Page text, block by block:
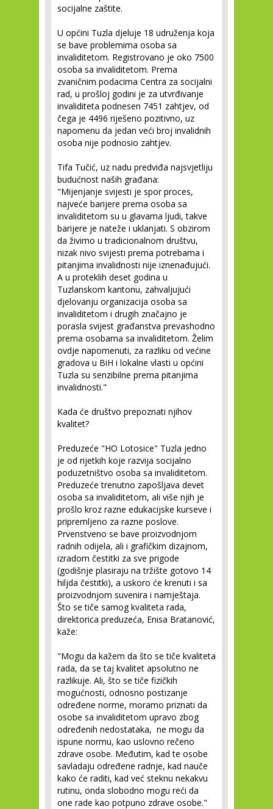
socijalne zaštite.
U općini Tuzla djeluje 18 udruženja koja
se bave problemima osoba sa
invaliditetom. Registrovano je oko 7500
osoba sa invaliditetom. Prema
zvaničnim podacima Centra za socijalni
rad, u prošloj godini je za utvrđivanje
invaliditeta podnesen 7451 zahtjev, od
čega je 4496 riješeno pozitivno, uz
napomenu da jedan veći broj invalidnih
osoba nije podnosio zahtjev.
Tifa Tučić, uz nadu predviđa najsvjetliju
budućnost naših građana:
"Mijenjanje svijesti je spor proces,
najveće barijere prema osoba sa
invaliditetom su u glavama ljudi, takve
barijere je nateže i uklanjati. S obzirom
da živimo u tradicionalnom društvu,
nizak nivo svijesti prema potrebama i
pitanjima invalidnosti nije iznenađujući.
A u proteklih deset godina u
Tuzlanskom kantonu, zahvaljujući
djelovanju organizacija osoba sa
invaliditetom i drugih značajno je
porasla svijest građanstva prevashodno
prema osobama sa invaliditetom. Želim
ovdje napomenuti, za razliku od većine
gradova u BiH i lokalne vlasti u općini
Tuzla su senzibilne prema pitanjima
invalidnosti."
Kada će društvo prepoznati njihov
kvalitet?
Preduzeće "HO Lotosice" Tuzla jedno
je od rijetkih koje razvija socijalno
poduzetništvo osoba sa invaliditetom.
Preduzeće trenutno zapošljava devet
osoba sa invaliditetom, ali više njih je
prošlo kroz razne edukacijske kurseve i
pripremljeno za razne poslove.
Prvenstveno se bave proizvodnjom
radnih odijela, ali i grafičkim dizajnom,
izradom čestitki za sve prigode
(godišnje plasiraju na tržište gotovo 14
hiljda čestitki), a uskoro će krenuti i sa
proizvodnjom suvenira i namještaja.
Što se tiče samog kvaliteta rada,
direktorica preduzeća, Enisa Bratanović,
kaže:
"Mogu da kažem da što se tiče kvaliteta
rada, da se taj kvalitet apsolutno ne
razlikuje. Ali, što se tiče fizičkih
mogućnosti, odnosno postizanje
određene norme, moramo priznati da
osobe sa invaliditetom upravo zbog
određenih nedostataka, ne mogu da
ispune normu, kao uslovno rečeno
zdrave osobe. Međutim, kad te osobe
savladaju određene radnje, kad nauče
kako će raditi, kad već steknu nekakvu
rutinu, onda slobodno mogu reći da
one rade kao potpuno zdrave osobe."